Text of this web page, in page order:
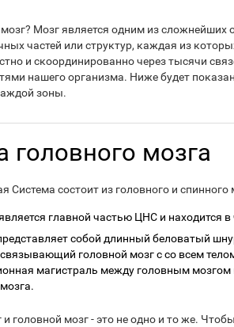
Мозг является одним из сложнейших
частей или структур, каждая из
и скоординированно через тысячи
нашего организма. Ниже будет
зоны.
головного мозга
Система состоит из головного и спинного
главной частью ЦНС и находится в
собой длинный беловатый
головной мозг с со всем
магистраль между головным мозгом
головной мозг - это не одно и то же.